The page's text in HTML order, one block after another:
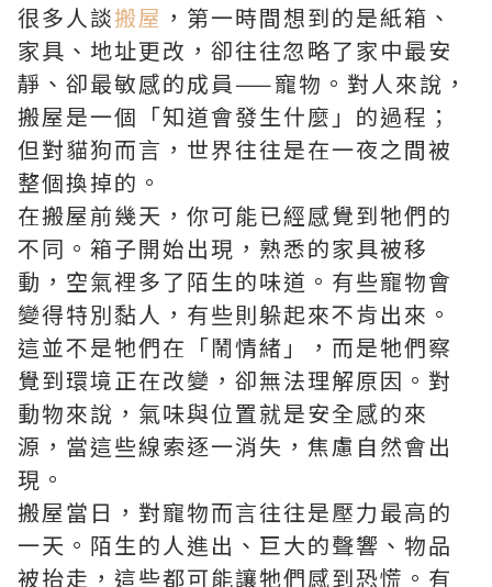
很多人談搬屋 ，第一時間想到的是紙箱、
家具、地址更改，卻往往忽略了家中最安
靜、卻最敏感的成員——寵物。對人來說，
搬屋是一個「知道會發生什麼」的過程；
但對貓狗而言，世界往往是在一夜之間被
整個換掉的。
在搬屋前幾天，你可能已經感覺到牠們的
不同。箱子開始出現，熟悉的家具被移
動，空氣裡多了陌生的味道。有些寵物會
變得特別黏人，有些則躲起來不肯出來。
這並不是牠們在「鬧情緒」，而是牠們察
覺到環境正在改變，卻無法理解原因。對
動物來說，氣味與位置就是安全感的來
源，當這些線索逐一消失，焦慮自然會出
現。
搬屋當日，對寵物而言往往是壓力最高的
一天。陌生的人進出、巨大的聲響、物品
被抬走，這些都可能讓牠們感到恐慌。有